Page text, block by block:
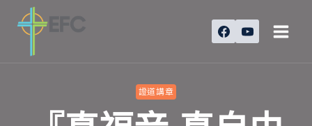
證道講章